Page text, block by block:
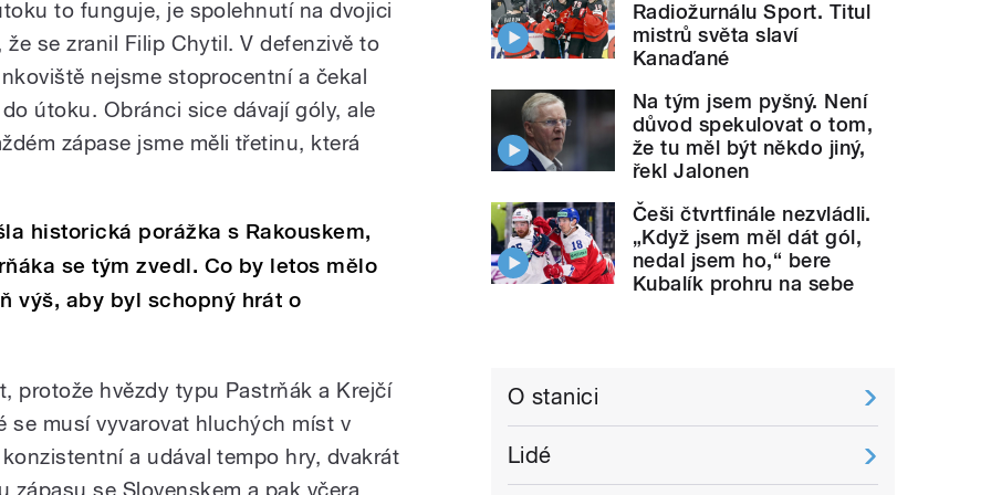
to funguje, je spolehnutí na dvojici
se zranil Filip Chytil. V defenzivě to
nejsme stoprocentní a čekal
útoku. Obránci sice dávají góly, ale
zápase jsme měli třetinu, která
historická porážka s Rakouskem,
se tým zvedl. Co by letos mělo
výš, aby byl schopný hrát o
protože hvězdy typu Pastrňák a Krejčí
se musí vyvarovat hluchých míst v
a udával tempo hry, dvakrát
zápasu se Slovenskem a pak včera
Radiožurnálu Sport. Titul
mistrů světa slaví
Kanaďané
Na tým jsem pyšný. Není
důvod spekulovat o tom,
že tu měl být někdo jiný,
řekl Jalonen
Češi čtvrtfinále nezvládli.
„Když jsem měl dát gól,
nedal jsem ho,“ bere
Kubalík prohru na sebe
O stanici
Lidé